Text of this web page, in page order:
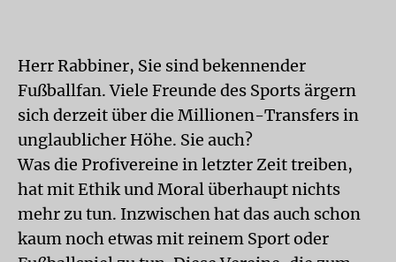
Herr Rabbiner, Sie sind bekennender
Fußballfan. Viele Freunde des Sports ärgern
sich derzeit über die Millionen-Transfers in
unglaublicher Höhe. Sie auch?
Was die Profivereine in letzter Zeit treiben,
hat mit Ethik und Moral überhaupt nichts
mehr zu tun. Inzwischen hat das auch schon
kaum noch etwas mit reinem Sport oder